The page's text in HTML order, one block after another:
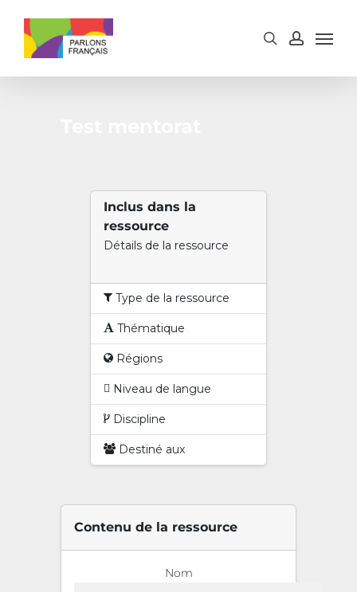
Inclus dans la
ressource
Détails de la ressource
Type de la ressource
Thématique
Régions
Niveau de langue
Discipline
Destiné aux
Contenu de la ressource
Nom